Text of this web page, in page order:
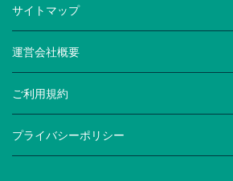
サイトマップ
運営会社概要
ご利用規約
プライバシーポリシー